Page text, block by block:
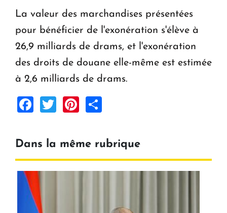
La valeur des marchandises présentées
pour bénéficier de l'exonération s'élève à
26,9 milliards de drams, et l'exonération
des droits de douane elle-même est estimée
à 2,6 milliards de drams.
Facebook
TwitterPinterest
Dans la même rubrique